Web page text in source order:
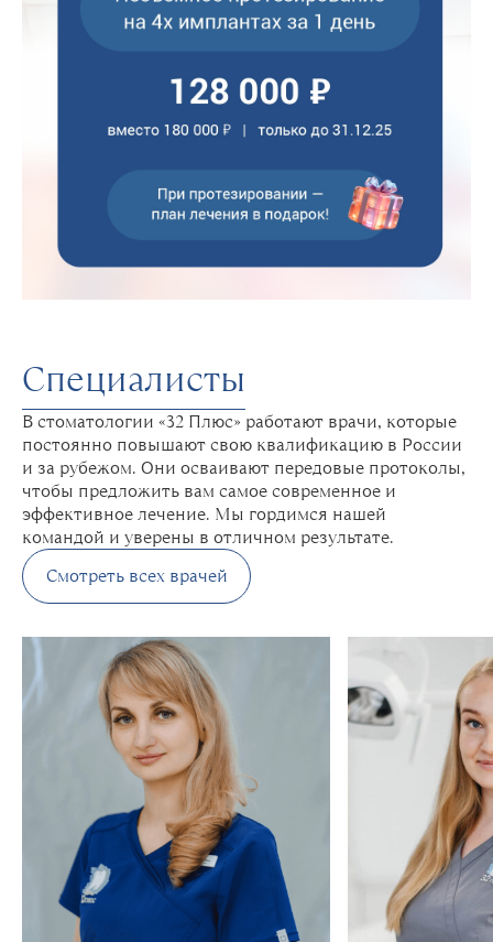
Специалисты
В стоматологии «32 Плюс» работают врачи, которые
постоянно повышают свою квалификацию в России
и за рубежом. Они осваивают передовые протоколы,
чтобы предложить вам самое современное и
эффективное лечение. Мы гордимся нашей
командой и уверены в отличном результате.
Смотреть всех врачей